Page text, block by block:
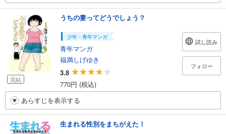
完結
うちの妻ってどうでしょう？
少年・青年マンガ
青年マンガ
福満しげゆき
3.8
770円 (税込)
試し読み
フォロー
あらすじを表示する
生まれる性別をまちがえた！